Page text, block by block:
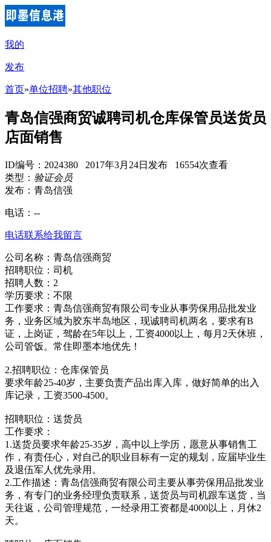
我的
发布
首页»单位招聘»其他职位
青岛信强商贸诚聘司机仓库保管员送货员
店面销售
ID编号：2024380 2017年3月24日发布 16554次查看
类型： 验证会员
发布：青岛信强
电话： --
电话联系给我留言
公司名称：青岛信强商贸
招聘职位：司机
招聘人数：2
学历要求：不限
工作要求：青岛信强商贸有限公司专业从事劳保用品批发业
务，业务区域为胶东半岛地区，现诚聘司机两名，要求有B
证，上岗证，驾龄在5年以上，工资4000以上，每月2天休班，
公司管饭。常住即墨本地优先！
2.招聘职位：仓库保管员
要求年龄25-40岁，主要负责产品出库入库，做好简单的出入
库记录，工资3500-4500。
招聘职位：送货员
工作要求：
1.送货员要求年龄25-35岁，高中以上学历，愿意从事销售工
作，有责任心，对自己的职业目标有一定的规划，应届毕业生
及退伍军人优先录用。
2.工作描述：青岛信强商贸有限公司主要从事劳保用品批发业
务，有专门的业务经理负责联系，送货员与司机跟车送货，当
天往返，公司管理规范，一经录用工资都是4000以上，月休2
天。